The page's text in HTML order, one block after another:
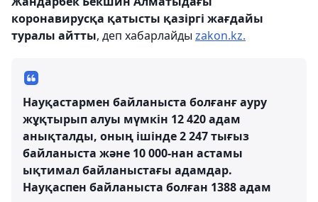
коронавирусқа қатысты қазіргі жағдайы
туралы айтты, деп хабарлайды zakon.kz.
Науқастармен байланыста болғанғ ауру
жұқтырып алуы мүмкін 12 420 адам
анықталды, оның ішінде 2 247 тығыз
байланыста және 10 000-нан астамы
ықтимал байланыстағы адамдар.
Науқаспен байланыста болған 1388 адам